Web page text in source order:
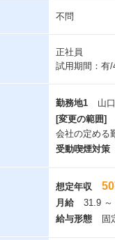
不問
正社員
試用期間：有/
勤務地1
山
[変更の範囲]
会社の定める
受動喫煙対策
想定年収
月給
31.9 ～
給与形態
固